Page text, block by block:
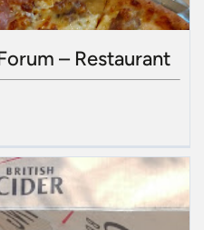
– Restaurant